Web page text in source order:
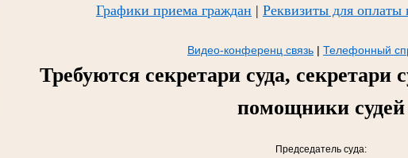
Графики приема граждан | Реквизиты для
Видео-конференц связь | Телефонный
Требуются секретари суда, секретари
помощники судей
Председатель суда: